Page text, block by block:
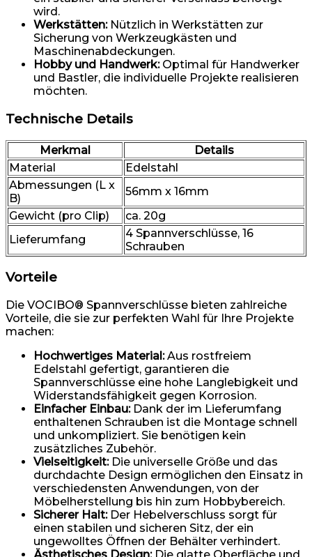
wird.
Werkstätten:Nützlich in Werkstätten zur
Sicherung von Werkzeugkästen und
Maschinenabdeckungen.
Hobby und Handwerk:Optimal für Handwerker
und Bastler, die individuelle Projekte realisieren
möchten.
Technische Details
Merkmal
Details
Material
Edelstahl
Abmessungen (L x
B)
56mm x 16mm
Gewicht (pro Clip)
ca. 20g
Lieferumfang
4 Spannverschlüsse, 16
Schrauben
Vorteile
Die VOCIBO® Spannverschlüsse bieten zahlreiche
Vorteile, die sie zur perfekten Wahl für Ihre Projekte
machen:
Hochwertiges Material:Aus rostfreiem
Edelstahl gefertigt, garantieren die
Spannverschlüsse eine hohe Langlebigkeit und
Widerstandsfähigkeit gegen Korrosion.
Einfacher Einbau:Dank der im Lieferumfang
enthaltenen Schrauben ist die Montage schnell
und unkompliziert. Sie benötigen kein
zusätzliches Zubehör.
Vielseitigkeit:Die universelle Größe und das
durchdachte Design ermöglichen den Einsatz in
verschiedensten Anwendungen, von der
Möbelherstellung bis hin zum Hobbybereich.
Sicherer Halt:Der Hebelverschluss sorgt für
einen stabilen und sicheren Sitz, der ein
ungewolltes Öffnen der Behälter verhindert.